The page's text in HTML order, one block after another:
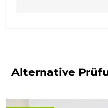
Alternative